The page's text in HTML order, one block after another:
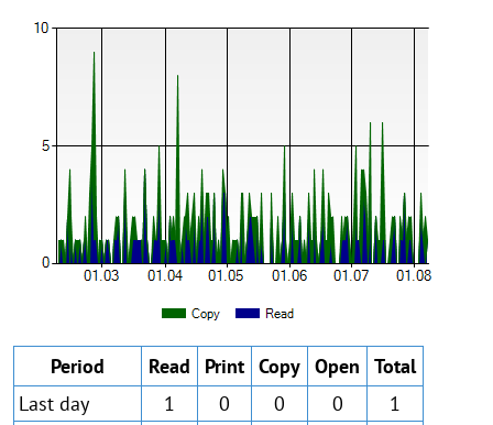
Period Read Print Copy Open
Total
Last day
1 0 0 0
1